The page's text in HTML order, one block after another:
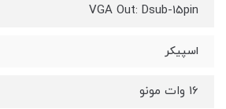
VGA Out: Dsub-15pin
اسپیکر
16 وات مونو